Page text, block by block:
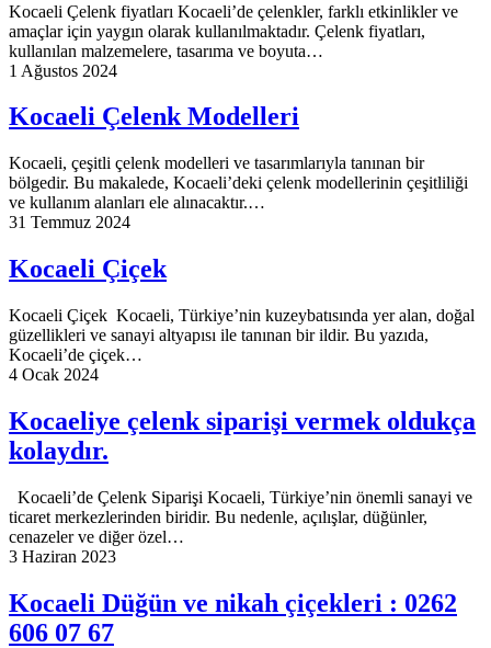
Kocaeli Çelenk fiyatları Kocaeli’de çelenkler, farklı etkinlikler ve
amaçlar için yaygın olarak kullanılmaktadır. Çelenk fiyatları,
kullanılan malzemelere, tasarıma ve boyuta…
1 Ağustos 2024
Kocaeli Çelenk Modelleri
Kocaeli, çeşitli çelenk modelleri ve tasarımlarıyla tanınan bir
bölgedir. Bu makalede, Kocaeli’deki çelenk modellerinin çeşitliliği
ve kullanım alanları ele alınacaktır.…
31 Temmuz 2024
Kocaeli Çiçek
Kocaeli Çiçek Kocaeli, Türkiye’nin kuzeybatısında yer alan, doğal
güzellikleri ve sanayi altyapısı ile tanınan bir ildir. Bu yazıda,
Kocaeli’de çiçek…
4 Ocak 2024
Kocaeliye çelenk siparişi vermek oldukça
kolaydır.
Kocaeli’de Çelenk Siparişi Kocaeli, Türkiye’nin önemli sanayi ve
ticaret merkezlerinden biridir. Bu nedenle, açılışlar, düğünler,
cenazeler ve diğer özel…
3 Haziran 2023
Kocaeli Düğün ve nikah çiçekleri : 0262
606 07 67